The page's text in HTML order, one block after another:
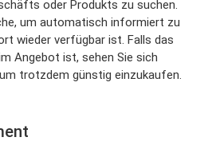
oder Produkts zu suchen.
um automatisch informiert zu
wieder verfügbar ist. Falls das
Angebot ist, sehen Sie sich
trotzdem günstig einzukaufen.